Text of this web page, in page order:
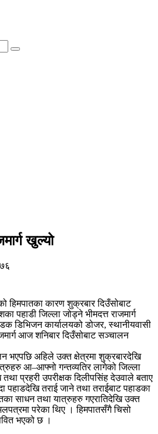
खुल्यो
हिमपातका कारण शुक्रबार दिउँसोबाट
पहाडी जिल्ला जोड्ने भीमदत्त राजमार्ग
कार्यालयको डोजर, स्थानीयवासी
आज शनिबार दिउँसोबाट सञ्चालन
भएपछि अहिले उक्त क्षेत्रमा शुक्रबारदेखि
आ–आफ्नो गन्तव्यतिर लागेको जिल्ला
प्रहरी उपरीक्षक दिलीपसिंह देउवाले बताए
पहाडदेखि तराई जाने तथा तराईबाट पहाडका
साधन तथा यात्रुहरु गएरातिदेखि उक्त
परेका थिए । हिमपातसँगै चिसो
भएको छ ।